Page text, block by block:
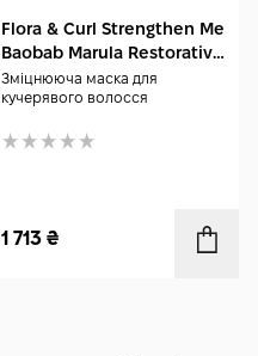
Flora & Curl Strengthen Me
Baobab Marula Restorative
Bonding Mask 300 мл
Зміцнююча маска для
кучерявого волосся
1 713 ₴